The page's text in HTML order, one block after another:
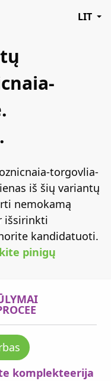
LIT
torgovlia-
iš šių variantų
nemokamą
išsirinkti
kandidatuoti.
pinigų
komplekteerija